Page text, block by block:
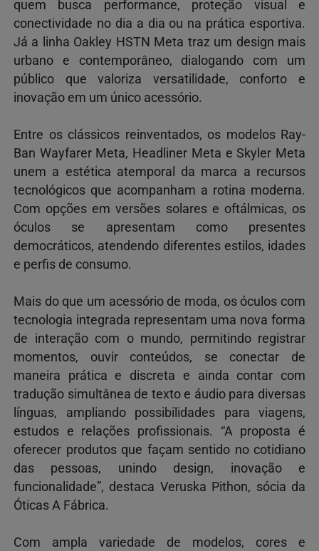
quem busca performance, proteção visual e
conectividade no dia a dia ou na prática esportiva.
Já a linha Oakley HSTN Meta traz um design mais
urbano e contemporâneo, dialogando com um
público que valoriza versatilidade, conforto e
inovação em um único acessório.
Entre os clássicos reinventados, os modelos Ray-
Ban Wayfarer Meta, Headliner Meta e Skyler Meta
unem a estética atemporal da marca a recursos
tecnológicos que acompanham a rotina moderna.
Com opções em versões solares e oftálmicas, os
óculos se apresentam como presentes
democráticos, atendendo diferentes estilos, idades
e perfis de consumo.
Mais do que um acessório de moda, os óculos com
tecnologia integrada representam uma nova forma
de interação com o mundo, permitindo registrar
momentos, ouvir conteúdos, se conectar de
maneira prática e discreta e ainda contar com
tradução simultânea de texto e áudio para diversas
línguas, ampliando possibilidades para viagens,
estudos e relações profissionais. “A proposta é
oferecer produtos que façam sentido no cotidiano
das pessoas, unindo design, inovação e
funcionalidade”, destaca Veruska Pithon, sócia da
Óticas A Fábrica.
Com ampla variedade de modelos, cores e